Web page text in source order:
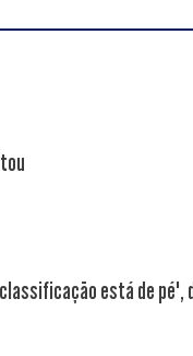
está de pé",